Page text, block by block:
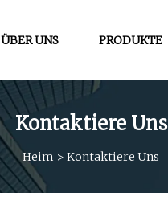
ÜBER UNS PRODUKTE
Kontaktiere Uns
Heim > Kontaktiere Uns